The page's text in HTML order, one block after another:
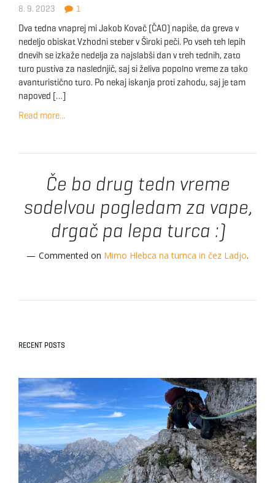
8. 9. 2023 1
Dva tedna vnaprej mi Jakob Kovač (ČAO) napiše, da greva v
nedeljo obiskat Vzhodni steber v Široki peči. Po vseh teh lepih
dnevih se izkaže nedelja za najslabši dan v treh tednih, zato
turo pustiva za naslednjič, saj si želiva popolno vreme za tako
avanturistično turo. Po nekaj iskanja proti zahodu, saj je tam
napoved […]
Read more...
Če bo drug tedn vreme
sodelvou pogledam za vape,
drgač pa lepa turca :)
Commented on Mimo Hlebca na turnca in čez Ladjo.
RECENT POSTS